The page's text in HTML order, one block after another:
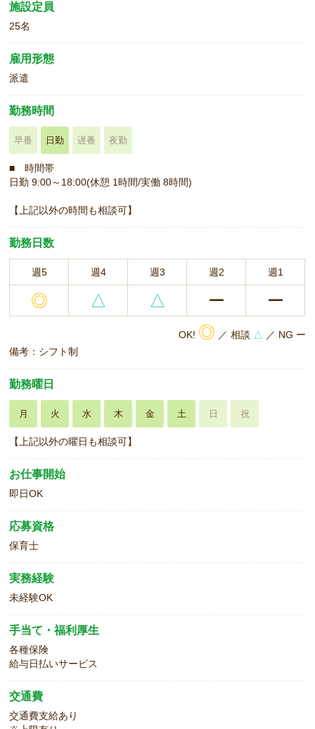
施設定員
25名
雇用形態
派遣
勤務時間
早番 日勤 遅番 夜勤
■ 時間帯
日勤 9:00～18:00(休憩 1時間/実働 8時間)
【上記以外の時間も相談可】
勤務日数
週5 週4 週3 週2 週1
◎ △ △ ー ー
OK! ◎ ／ 相談 △ ／ NG ー
備考：シフト制
勤務曜日
月 火 水 木 金 土 日 祝
【上記以外の曜日も相談可】
お仕事開始
即日OK
応募資格
保育士
実務経験
未経験OK
手当て・福利厚生
各種保険
給与日払いサービス
交通費
交通費支給あり